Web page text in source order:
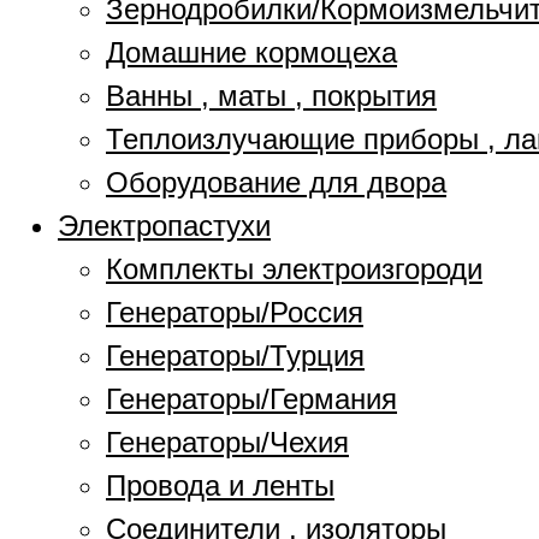
Зернодробилки/
Домашние кормоцеха
Ванны , маты , покрытия
Теплоизлучающие приборы ,
Оборудование для двора
Электропастухи
Комплекты электроизгороди
Генераторы/Россия
Генераторы/Турция
Генераторы/Германия
Генераторы/Чехия
Провода и ленты
Соединители , изоляторы